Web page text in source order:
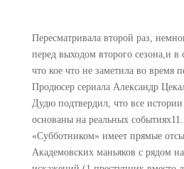
Пересматривала второй раз,
перед выходом второго сезона,и в
что кое что не заметила во время
Продюсер сериала Александр
Дудю подтвердил, что все истории
основаны на реальных
«Субботником» имеет прямые
Академовских маньяков с рядом